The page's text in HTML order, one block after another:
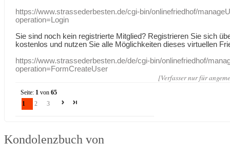
https://www.strassederbesten.de/cgi-bin/onlinefriedhof/
operation=Login
Sie sind noch kein registrierte Mitglied? Registrieren Sie sich
kostenlos und nutzen Sie alle Möglichkeiten dieses virtuellen
https://www.strassederbesten.de/de/cgi-bin/onlinefriedhof/
operation=FormCreateUser
[Verfasser nur für
Seite: 1 von65
1
2 3
Kondolenzbuch von